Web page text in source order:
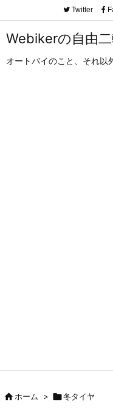
Webikerの自由
オートバイのこと、それ以
Twitter
ホーム > 冬タイヤ